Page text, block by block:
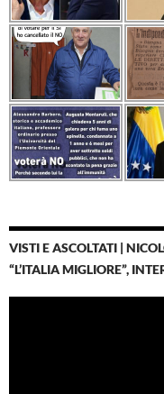
VISTI E ASCOLTATI |
“L’ITALIA MIGLIORE”,